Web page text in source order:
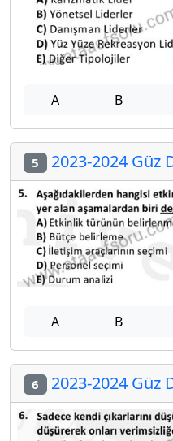
A B
5 2023-2024 Güz
A B
6 2023-2024 Güz